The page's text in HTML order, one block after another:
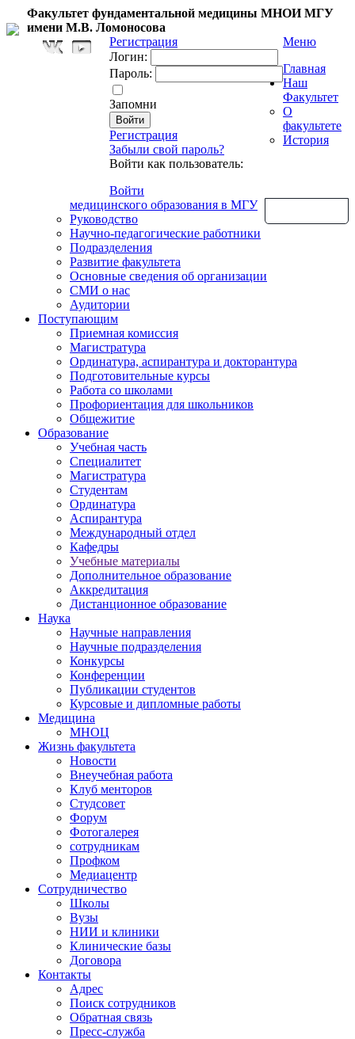
Факультет фундаментальной медицины МНОИ МГУ
имени М.В. Ломоносова
Регистрация
Логин:
Пароль:
Запомни
Регистрация
Забыли свой пароль?
Войти как пользователь:
Войти
Меню
Главная
Наш
Факультет
О
факультете
История
медицинского образования в МГУ
Руководство
Научно-педагогические работники
Подразделения
Развитие факультета
Основные сведения об организации
СМИ о нас
Аудитории
Поступающим
Приемная комиссия
Магистратура
Ординатура, аспирантура и докторантура
Подготовительные курсы
Работа со школами
Профориентация для школьников
Общежитие
Образование
Учебная часть
Специалитет
Магистратура
Студентам
Ординатура
Аспирантура
Международный отдел
Кафедры
Учебные материалы
Дополнительное образование
Аккредитация
Дистанционное образование
Наука
Научные направления
Научные подразделения
Конкурсы
Конференции
Публикации студентов
Курсовые и дипломные работы
Медицина
МНОЦ
Жизнь факультета
Новости
Внеучебная работа
Клуб менторов
Студсовет
Форум
Фотогалерея
сотрудникам
Профком
Медиацентр
Сотрудничество
Школы
Вузы
НИИ и клиники
Клинические базы
Договора
Контакты
Адрес
Поиск сотрудников
Обратная связь
Пресс-служба